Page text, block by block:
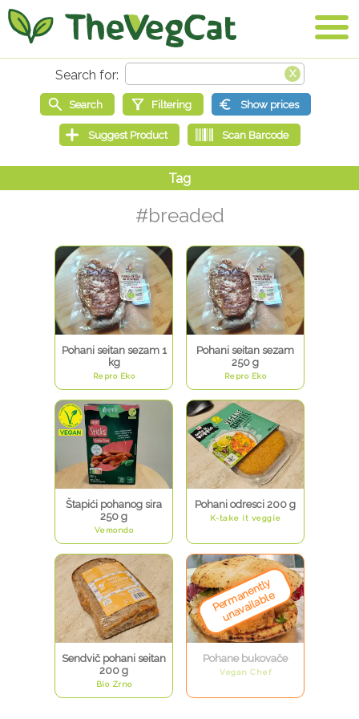
#breaded
Pohani seitan sezam 1
kg
Repro Eko
Pohani seitan sezam
250 g
Repro Eko
Štapići pohanog sira
250 g
Vemondo
Pohani odresci 200 g
K-take it veggie
Sendvič pohani seitan
200 g
Bio Zrno
Pohane bukovače
Vegan Chef